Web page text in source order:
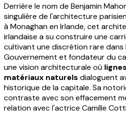
Derrière le nom de Benjamin
singulière de l'architecture
à Monaghan en Irlande, cet
irlandaise a su construire une
cultivant une discrétion rare dans
Gouvernement et fondateur du
une vision architecturale où
matériaux naturels dialoguent
historique de la capitale. Sa
contraste avec son effacement
relation avec l'actrice Camille